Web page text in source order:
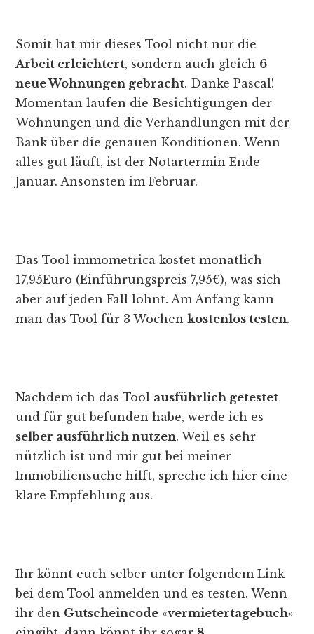
Somit hat mir dieses Tool nicht nur die
Arbeit erleichtert, sondern auch gleich 6
neue Wohnungen gebracht. Danke Pascal!
Momentan laufen die Besichtigungen der
Wohnungen und die Verhandlungen mit der
Bank über die genauen Konditionen. Wenn
alles gut läuft, ist der Notartermin Ende
Januar. Ansonsten im Februar.
Das Tool immometrica kostet monatlich
17,95Euro (Einführungspreis 7,95€), was sich
aber auf jeden Fall lohnt. Am Anfang kann
man das Tool für 3 Wochenkostenlos testen.
Nachdem ich das Tool ausführlich getestet
und für gut befunden habe, werde ich es
selber ausführlich nutzen. Weil es sehr
nützlich ist und mir gut bei meiner
Immobiliensuche hilft, spreche ich hier eine
klare Empfehlung aus.
Ihr könnt euch selber unter folgendem Link
bei dem Tool anmelden und es testen. Wenn
ihr den Gutscheincode «vermietertagebuch»